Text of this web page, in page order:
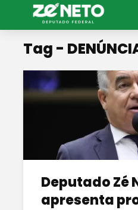
Tag -
Deputado Zé
apresenta